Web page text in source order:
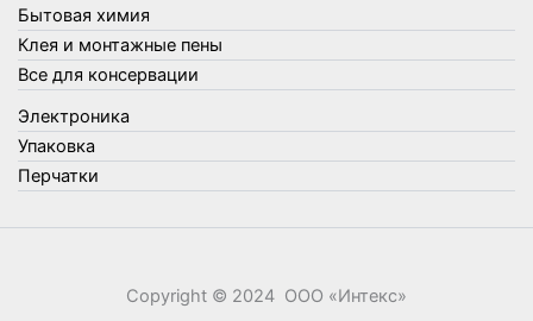
Хозяйственные товары
Швабры, стекломои, черенки и насадки
Шнуры, веревки и шпагаты
Электроника
Элементы питания
Бытовая химия
Клея и монтажные пены
Все для консервации
Электроника
Упаковка
Перчатки
Copyright © 2024 ООО «‎Интекс»‎